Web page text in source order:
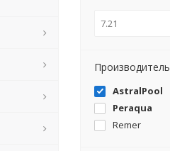
Производитель
AstralPool
Peraqua
Remer